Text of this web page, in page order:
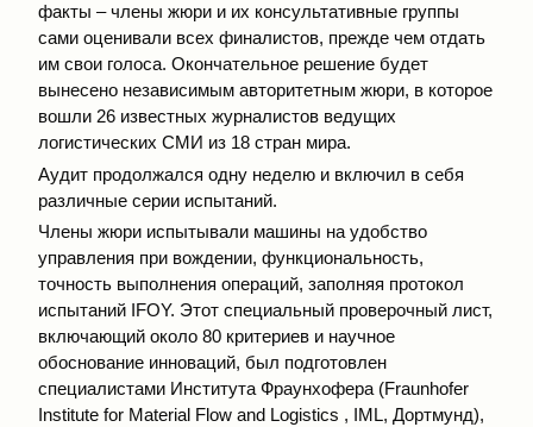
факты – члены жюри и их консультативные группы
сами оценивали всех финалистов, прежде чем отдать
им свои голоса. Окончательное решение будет
вынесено независимым авторитетным жюри, в которое
вошли 26 известных журналистов ведущих
логистических СМИ из 18 стран мира.
Аудит продолжался одну неделю и включил в себя
различные серии испытаний.
Члены жюри испытывали машины на удобство
управления при вождении, функциональность,
точность выполнения операций, заполняя протокол
испытаний IFOY. Этот специальный проверочный лист,
включающий около 80 критериев и научное
обоснование инноваций, был подготовлен
специалистами Института Фраунхофера (Fraunhofer
Institute for Material Flow and Logistics , IML, Дортмунд),